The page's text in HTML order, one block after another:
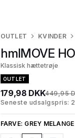
OUTLET KVINDER
hmlMOVE
Klassisk hættetrøje
OUTLET
179,98 DKK449,95
Seneste udsalgspris:
FARVE: GREY MELANGE